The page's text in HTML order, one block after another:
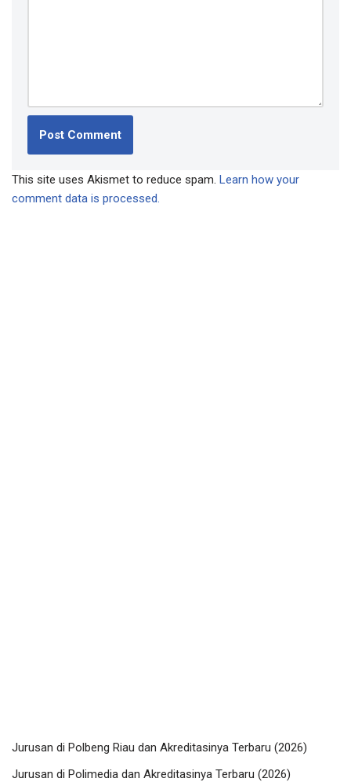
This site uses Akismet to reduce spam. Learn how your
comment data is processed.
Jurusan di Polbeng Riau dan Akreditasinya Terbaru (2026)
Jurusan di Polimedia dan Akreditasinya Terbaru (2026)